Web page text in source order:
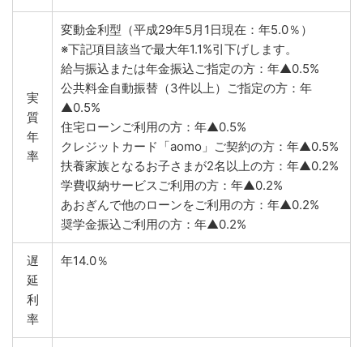
実
質
年
率
変動金利型（平成29年5月1日現在：年5.0％）
※下記項目該当で最大年1.1%引下げします。
給与振込または年金振込ご指定の方：年▲0.5%
公共料金自動振替（3件以上）ご指定の方：年
▲0.5%
住宅ローンご利用の方：年▲0.5%
クレジットカード「aomo」ご契約の方：年▲0.5%
扶養家族となるお子さまが2名以上の方：年▲0.2%
学費収納サービスご利用の方：年▲0.2%
あおぎんで他のローンをご利用の方：年▲0.2%
奨学金振込ご利用の方：年▲0.2%
遅
延
利
率
年14.0％